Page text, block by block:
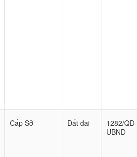
Cấp Sở Đất đai
1282/QĐ-
UBND